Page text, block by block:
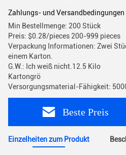
Zahlungs- und Versandbedingungen
Min Bestellmenge: 200 Stück
Preis: $0.28/pieces 200-999 pieces
Verpackung Informationen: Zwei
einem Karton.
G.W.: Ich weiß nicht.12.5 Kilo
Kartongrö
Versorgungsmaterial-Fähigkeit:
Beste Preis
Einzelheiten zum Produkt